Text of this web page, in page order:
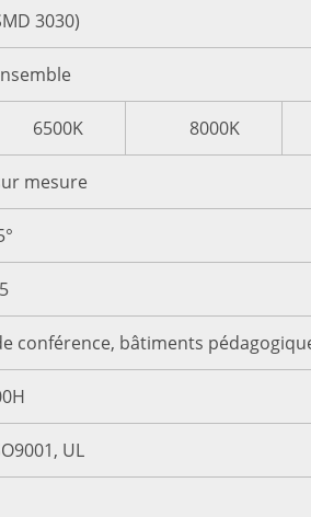
3030)
6500K 8000K
mesure
conférence, bâtiments
UL